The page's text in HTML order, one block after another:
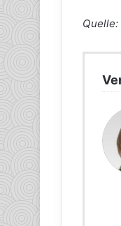
Quelle: